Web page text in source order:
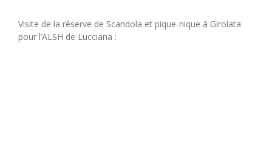
Visite de la réserve de Scandola et pique-nique à Girolata
pour l’ALSH de Lucciana :